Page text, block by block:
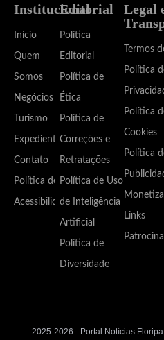
Institucional
Início
Quem
Somos
Negócios
Turismo
Expediente
Contato
Política de
Acessibilidade
Editorial
Política
Editorial
Política de
Ética
Política de
Correções e
Retratações
Política de Uso
de Inteligência
Artificial
Política de
Diversidade
Legal
Termos
Política
Política
Cookies
Política
Links
2025-2026 - Portal Notícias